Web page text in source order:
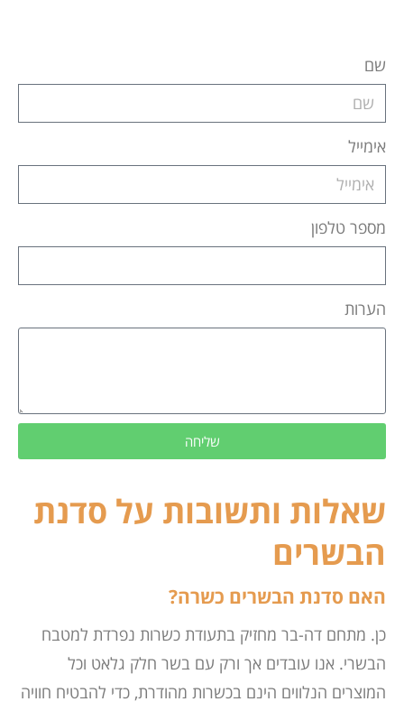
שם
אימייל
מספר טלפון
הערות
שליחה
שאלות ותשובות על סדנת
הבשרים
האם סדנת הבשרים כשרה?
כן. מתחם דה-בר מחזיק בתעודת כשרות נפרדת למטבח
הבשרי. אנו עובדים אך ורק עם בשר חלק גלאט וכל
המוצרים הנלווים הינם בכשרות מהודרת, כדי להבטיח חוויה